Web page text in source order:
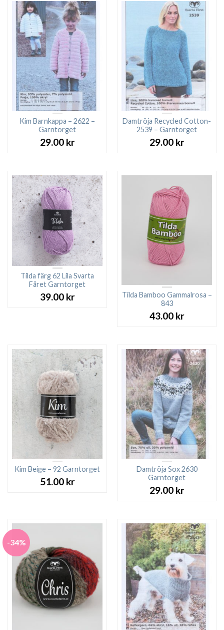
Kim Barnkappa – 2622 –
Garntorget
29.00 kr
Damtröja Recycled Cotton-
2539 – Garntorget
29.00 kr
Tilda färg 62 Lila Svarta
Fåret Garntorget
39.00 kr
Tilda Bamboo Gammalrosa –
843
43.00 kr
Kim Beige – 92 Garntorget
51.00 kr
Damtröja Sox 2630
Garntorget
29.00 kr
-34%